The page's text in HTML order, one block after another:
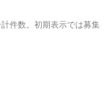
件数。初期表示では募集